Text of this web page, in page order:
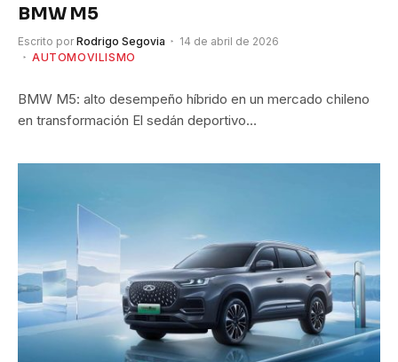
BMW M5
Escrito por Rodrigo Segovia
14 de abril de 2026
AUTOMOVILISMO
BMW M5: alto desempeño híbrido en un mercado chileno
en transformación El sedán deportivo…